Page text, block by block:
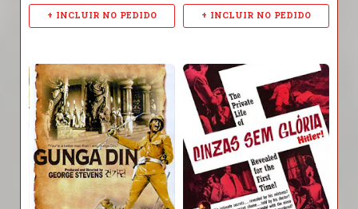
+ INCLUIR NO PEDIDO + INCLUIR NO PEDIDO